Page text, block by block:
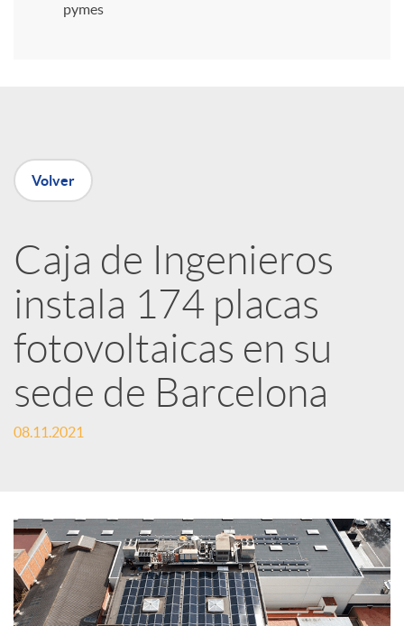
n
R
e
d
e
S
o
pymes
Volver
Caja de Ingenieros
instala 174 placas
fotovoltaicas en su
sede de Barcelona
08.11.2021